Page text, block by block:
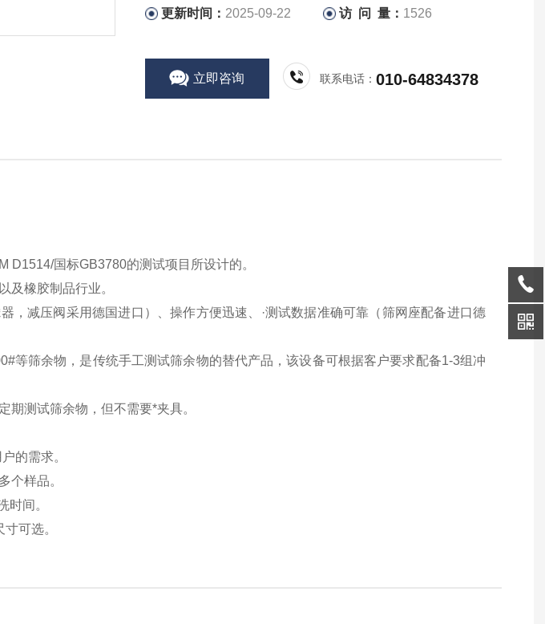
更新时间： 2025-09-22 访 问 量： 1526
立即咨询 联系电话：010-64834378
D1514/国标GB3780的测试项目所设计的。
及橡胶制品行业。
，减压阀采用德国进口）、操作方便迅速、·测试数据准确可靠（筛网座配备进口德
等筛余物，是传统手工测试筛余物的替代产品，该设备可根据客户要求配备1-3组冲
期测试筛余物，但不需要*夹具。
的需求。
个样品。
时间。
可选。